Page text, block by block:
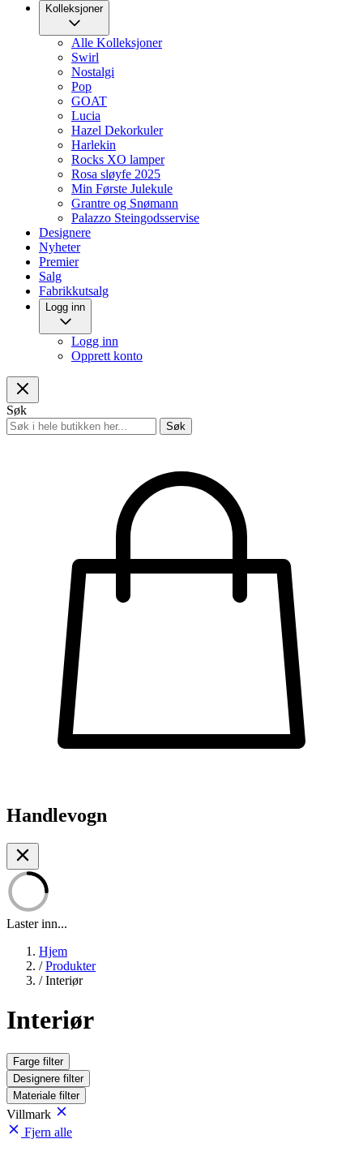
Kolleksjoner
Alle Kolleksjoner
Swirl
Nostalgi
Pop
GOAT
Lucia
Hazel Dekorkuler
Harlekin
Rocks XO lamper
Rosa sløyfe 2025
Min Første Julekule
Grantre og Snømann
Palazzo Steingodsservise
Designere
Nyheter
Premier
Salg
Fabrikkutsalg
Logg inn
Logg inn
Opprett konto
Søk
Søk
Handlevogn
Laster inn...
Hjem
/ Produkter
/ Interiør
Interiør
Farge filter
Designere filter
Materiale filter
Villmark
Fjern alle